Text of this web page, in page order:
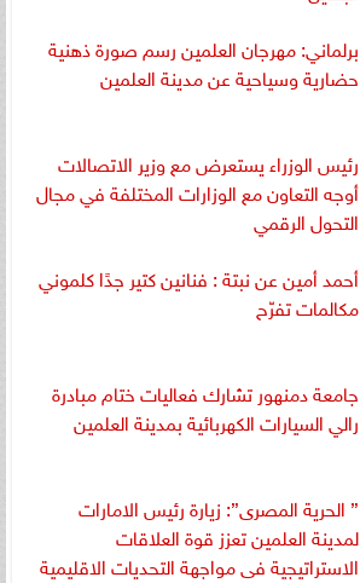
برلماني: مهرجان العلمين رسم صورة ذهنية
حضارية وسياحية عن مدينة العلمين
رئيس الوزراء يستعرض مع وزير الاتصالات
أوجه التعاون مع الوزارات المختلفة في مجال
التحول الرقمي
أحمد أمين عن نبتة : فنانين كتير جدًا كلموني
مكالمات تفرّح
جامعة دمنهور تشارك فعاليات ختام مبادرة
رالي السيارات الكهربائية بمدينة العلمين
” الحرية المصرى”: زيارة رئيس الامارات
لمدينة العلمين تعزز قوة العلاقات
الاستراتيجية فى مواجهة التحديات الاقليمية